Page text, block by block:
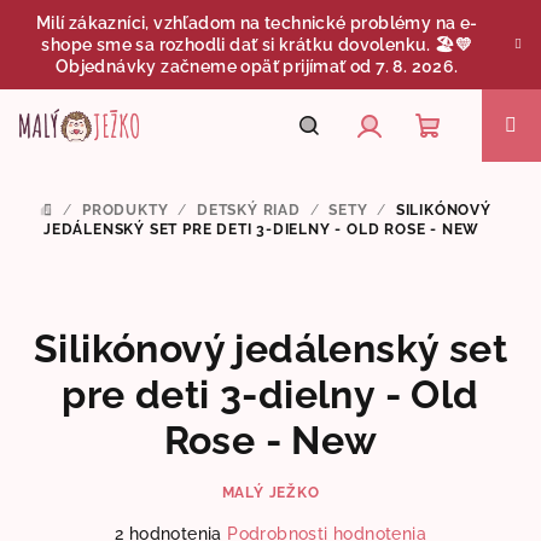
Milí zákazníci, vzhľadom na technické problémy na e-
shope sme sa rozhodli dať si krátku dovolenku. 🏖️💛
Objednávky začneme opäť prijímať od 7. 8. 2026.
Nákupný
košík
DOMOV
/ PRODUKTY / DETSKÝ RIAD / SETY /
SILIKÓNOVÝ
JEDÁLENSKÝ SET PRE DETI 3-DIELNY - OLD ROSE - NEW
Silikónový jedálenský set
pre deti 3-dielny - Old
Rose - New
MALÝ JEŽKO
Priemerné
2 hodnotenia Podrobnosti hodnotenia